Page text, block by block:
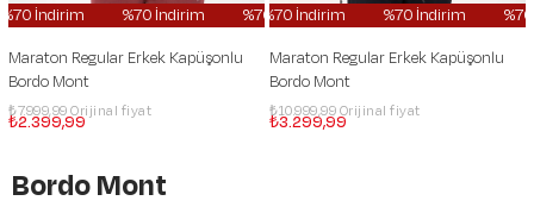
İndirim %70 İndirim %70 İndirim %70 İndirim
%70
Maraton Regular Erkek Kapüşonlu
Bordo Mont
₺2.399,99
₺7.999,99
%70 İndirim %70 İndirim
%70
Maraton Regular Erkek Kapüşonlu
Bordo Mont
₺3.299,99
₺10.999,99
Bordo Mont